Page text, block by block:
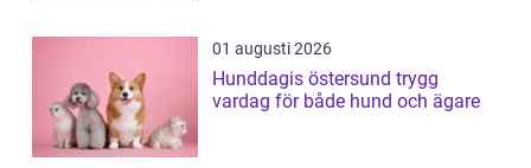
01 augusti 2026
Hunddagis östersund trygg
vardag för både hund och ägare